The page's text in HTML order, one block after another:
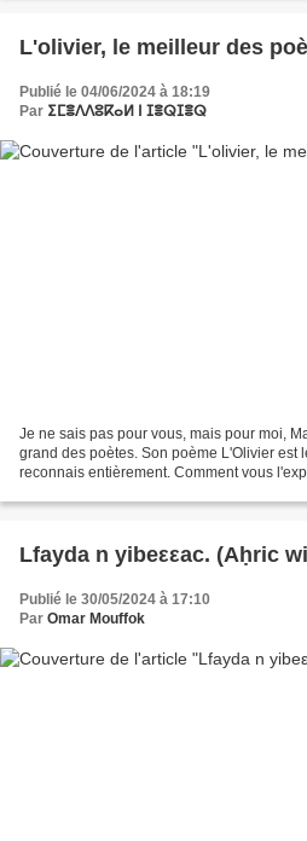
L'olivier, le meilleur des
Publié le 04/06/2024 à 18:19
Par ⵉⵎⴻⴷⴷⵓⴽⴰⵍ ⵏ ⵊⴻⵕⵊⴻⵕ
Je ne sais pas pour vous, mais pour moi,
grand des poètes. Son poème L'Olivier est
reconnais entièrement. Comment vous
Lfayda n yibeεεac. (Aḥric
Publié le 30/05/2024 à 17:10
Par Omar Mouffok